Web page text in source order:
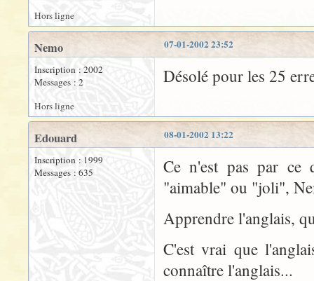
Hors ligne
07-01-2002 23:52
Nemo
Inscription : 2002
Messages : 2
Désolé pour les 25
Hors ligne
08-01-2002 13:22
Edouard
Inscription : 1999
Messages : 635
Ce n'est pas par ce
"aimable" ou "joli",
Apprendre l'anglais,
C'est vrai que
connaître l'anglais...